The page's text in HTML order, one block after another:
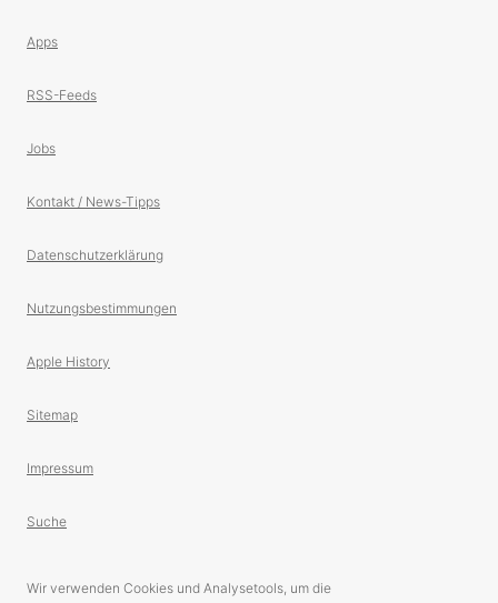
Apps
RSS-Feeds
Jobs
Kontakt / News-Tipps
Datenschutzerklärung
Nutzungsbestimmungen
Apple History
Sitemap
Impressum
Suche
Wir verwenden Cookies und Analysetools, um die